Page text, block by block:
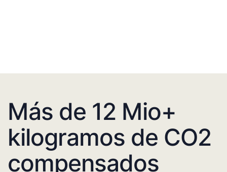
Más de 12 Mio+
kilogramos de CO2
compensados